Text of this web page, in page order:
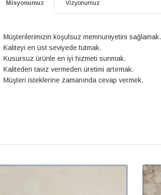
Misyonumuz Vizyonumuz
Müşterilerimizin koşulsuz memnuniyetini sağlamak.
Kaliteyi en üst seviyede tutmak.
Kusursuz ürünle en iyi hizmeti sunmak.
Kaliteden taviz vermeden üretimi artırmak.
Müşteri isteklerine zamanında cevap vermek.